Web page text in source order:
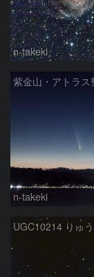
n-takeki
n-takeki